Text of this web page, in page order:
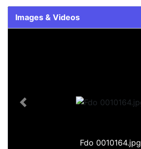
Images & Videos
Fdo 0010164.jpg
Previous